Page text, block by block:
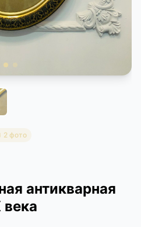
2 фото
антикварная
века